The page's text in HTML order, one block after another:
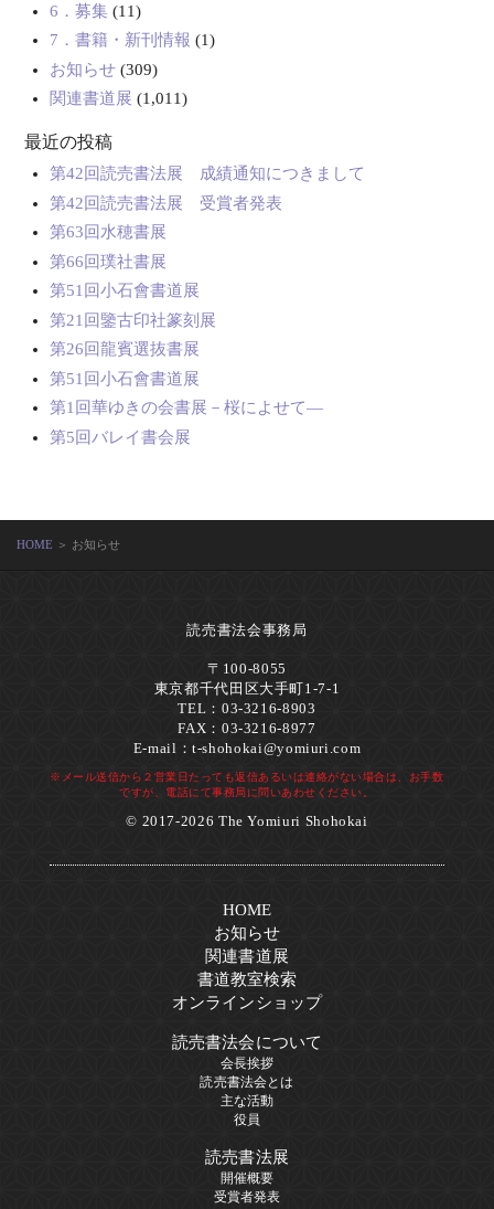
6．募集(11)
7．書籍・新刊情報 (1)
お知らせ(309)
関連書道展 (1,011)
最近の投稿
第42回読売書法展 成績通知につきまして
第42回読売書法展 受賞者発表
第63回水穂書展
第66回璞社書展
第51回小石會書道展
第21回鑒古印社篆刻展
第26回龍賓選抜書展
第51回小石會書道展
第1回華ゆきの会書展－桜によせて―
第5回バレイ書会展
HOME ＞ お知らせ
読売書法会事務局
〒100-8055
東京都千代田区大手町1-7-1
TEL：03-3216-8903
FAX：03-3216-8977
E-mail：t-shohokai@yomiuri.com
※メール送信から２営業日たっても返信あるいは連絡がない場合は、お手数
ですが、電話にて事務局に問いあわせください。
© 2017-2026 The Yomiuri Shohokai
HOME
お知らせ
関連書道展
書道教室検索
オンラインショップ
読売書法会について
会長挨拶
読売書法会とは
主な活動
役員
読売書法展
開催概要
受賞者発表